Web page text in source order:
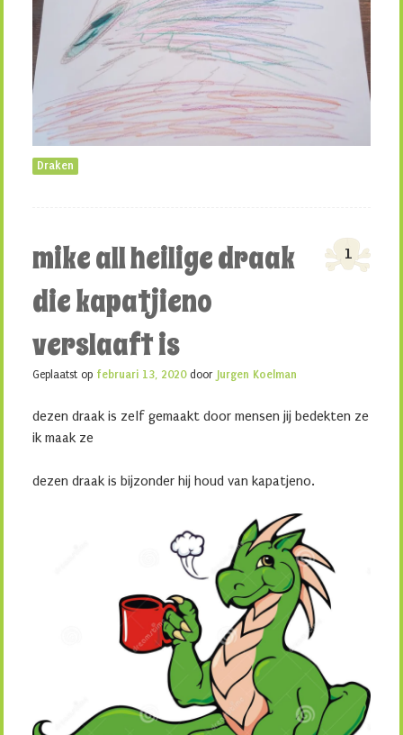
Draken
mike all heilige draak
die kapatjieno
verslaaft is
1
Geplaatst op februari 13, 2020door Jurgen Koelman
dezen draak is zelf gemaakt door mensen jij bedekten ze
ik maak ze
dezen draak is bijzonder hij houd van kapatjeno.